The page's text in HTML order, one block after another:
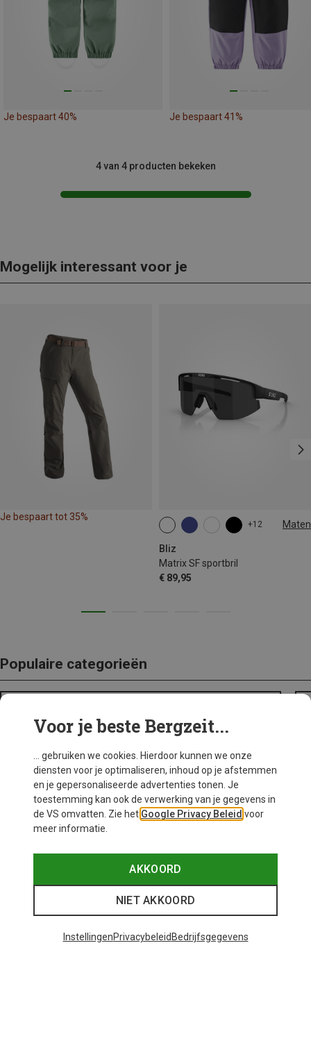
Je bespaart 40% Je bespaart 41%
4 van 4 producten bekeken
Mogelijk interessant voor je
Je bespaart tot 35%
+12 Maten
Bliz
Matrix SF sportbril
€ 89,95
ONE SIZE
Populaire categorieën
Voor je beste Bergzeit...
... gebruiken we cookies. Hierdoor kunnen we onze
diensten voor je optimaliseren, inhoud op je afstemmen
en je gepersonaliseerde advertenties tonen. Je
toestemming kan ook de verwerking van je gegevens in
de VS omvatten. Zie het Google Privacy Beleid voor
meer informatie.
AKKOORD
NIET AKKOORD
InstellingenPrivacybeleid Bedrijfsgegevens